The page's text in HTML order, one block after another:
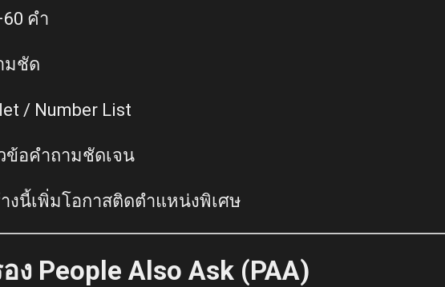
คำ
มชัด
/ Number List
ข้อคำถามชัดเจน
งนี้เพิ่มโอกาสติดตำแหน่งพิเศษ
ง People Also Ask (PAA)